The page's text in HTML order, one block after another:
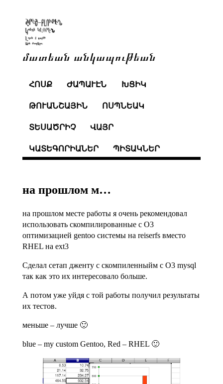
մատեան անկապութեան
ՀՈՍՔ ԺԱՊԱՒԷՆ ԽՑԻԿ
ԹՈՒԱՆՇԱՅԻՆ ՈՍՊՆԵԱԿ
ՏԵՍԱԾՐԻՉ ՎԱՅՐ
ԿԱՏԵԳՈՐԻԱՆԵՐ ՊԻՏԱԿՆԵՐ
на прошлом м…
на прошлом месте работы я очень рекомендовал
использовать скомпилированные с О3
оптимизацией gentoo системы на reiserfs вместо
RHEL на ext3
Сделал сетап дженту с скомпиленныйм с О3 mysql
так как это их интересовало больше.
А потом уже уйдя с той работы получил результаты
их тестов.
меньше – лучше 🙂
blue – my custom Gentoo, Red – RHEL 🙂